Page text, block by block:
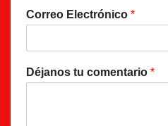
Correo Electrónico *
Déjanos tu comentario *